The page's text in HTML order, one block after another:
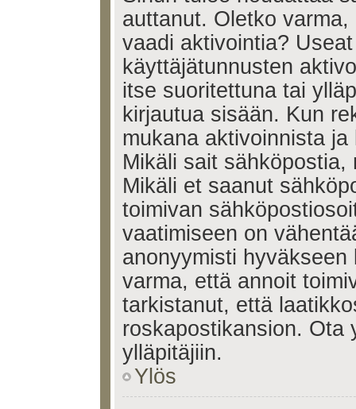
auttanut. Oletko
vaadi aktivointia?
käyttäjätunnusten
itse suoritettuna tai
kirjautua sisään. Kun
mukana aktivoinnista
Mikäli sait
Mikäli et saanut
toimivan
vaatimiseen on
anonyymisti
varma, että annoit
tarkistanut, että
roskapostikansion. Ota
ylläpitäjiin.
Ylös